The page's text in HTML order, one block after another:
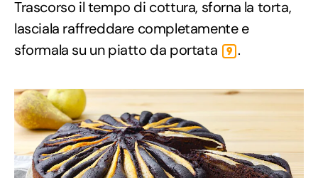
Trascorso il tempo di cottura, sforna la torta,
lasciala raffreddare completamente e
sformala su un piatto da portata
9 .